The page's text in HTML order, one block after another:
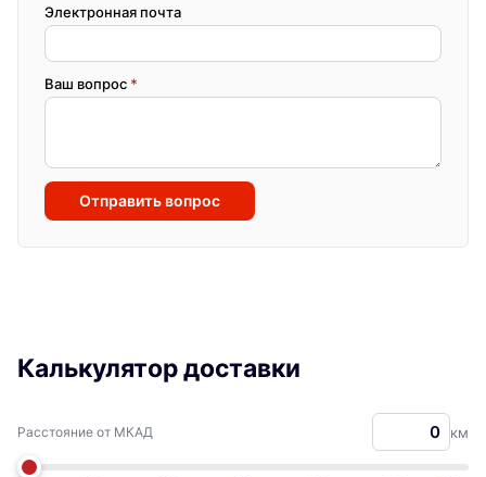
Электронная почта
Ваш вопрос *
Отправить вопрос
Калькулятор доставки
Расстояние от МКАД км